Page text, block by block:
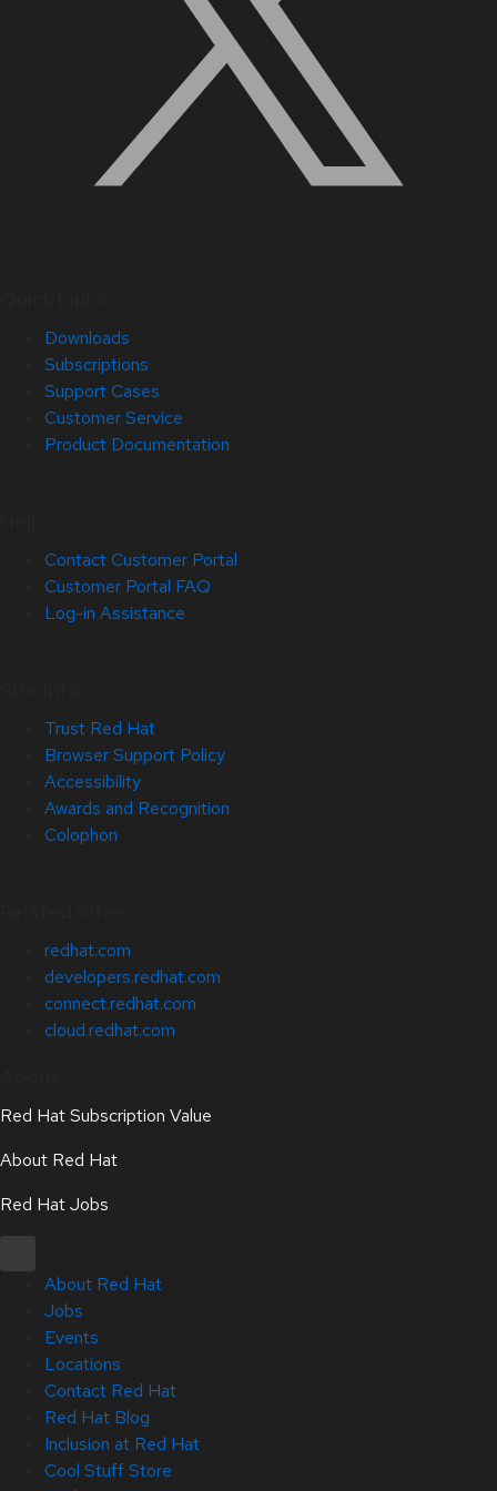
Downloads
Subscriptions
Support Cases
Customer Service
Product Documentation
Contact Customer Portal
Customer Portal FAQ
Log-in Assistance
Trust Red Hat
Browser Support Policy
Accessibility
Awards and Recognition
Colophon
redhat.com
developers.redhat.com
connect.redhat.com
cloud.redhat.com
Red Hat Subscription Value
About Red Hat
Red Hat Jobs
About Red Hat
Jobs
Events
Locations
Contact Red Hat
Red Hat Blog
Inclusion at Red Hat
Cool Stuff Store